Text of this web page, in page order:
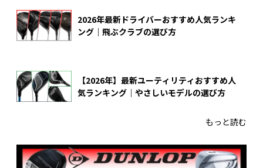
2026年最新ドライバーおすすめ人気ランキ
ング｜飛ぶクラブの選び方
【2026年】最新ユーティリティおすすめ人
気ランキング｜やさしいモデルの選び方
もっと読む